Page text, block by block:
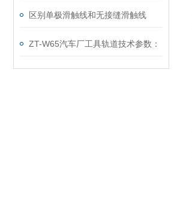
区别单极滑触线和无接缝滑触线
ZT-W65汽车厂工具轨道技术参数：